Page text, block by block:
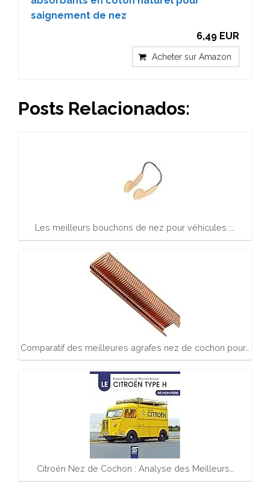
saignement de nez
6,49 EUR
Acheter sur Amazon
Posts Relacionados:
Les meilleurs bouchons de nez pour véhicules :…
Comparatif des meilleures agrafes nez de cochon pour…
Citroën Nez de Cochon : Analyse des Meilleurs…